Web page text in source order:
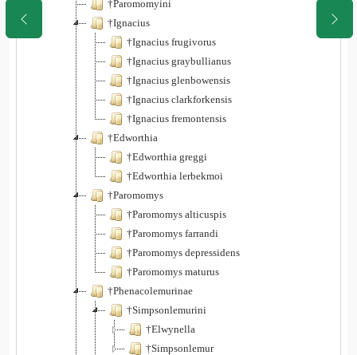
†Paromomyini
†Ignacius
†Ignacius frugivorus
†Ignacius graybullianus
†Ignacius glenbowensis
†Ignacius clarkforkensis
†Ignacius fremontensis
†Edworthia
†Edworthia greggi
†Edworthia lerbekmoi
†Paromomys
†Paromomys alticuspis
†Paromomys farrandi
†Paromomys depressidens
†Paromomys maturus
†Phenacolemurinae
†Simpsonlemurini
†Elwynella
†Simpsonlemur